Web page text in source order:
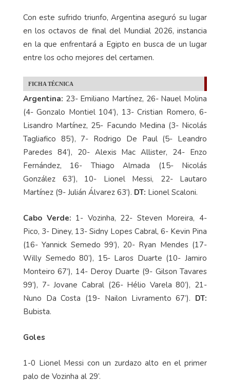
Con este sufrido triunfo, Argentina aseguró su lugar
en los octavos de final del Mundial 2026, instancia
en la que enfrentará a Egipto en busca de un lugar
entre los ocho mejores del certamen.
FICHA TÉCNICA
Argentina: 23- Emiliano Martínez, 26- Nauel Molina
(4- Gonzalo Montiel 104’), 13- Cristian Romero, 6-
Lisandro Martínez, 25- Facundo Medina (3- Nicolás
Tagliafico 85’), 7- Rodrigo De Paul (5- Leandro
Paredes 84’), 20- Alexis Mac Allister, 24- Enzo
Fernández, 16- Thiago Almada (15- Nicolás
González 63’), 10- Lionel Messi, 22- Lautaro
Martínez (9- Julián Álvarez 63’). DT: Lionel Scaloni.
Cabo Verde: 1- Vozinha, 22- Steven Moreira, 4-
Pico, 3- Diney, 13- Sidny Lopes Cabral, 6- Kevin Pina
(16- Yannick Semedo 99’), 20- Ryan Mendes (17-
Willy Semedo 80’), 15- Laros Duarte (10- Jamiro
Monteiro 67’), 14- Deroy Duarte (9- Gilson Tavares
99’), 7- Jovane Cabral (26- Hélio Varela 80’), 21-
Nuno Da Costa (19- Nailon Livramento 67’). DT:
Bubista.
Goles
1-0 Lionel Messi con un zurdazo alto en el primer
palo de Vozinha al 29’.